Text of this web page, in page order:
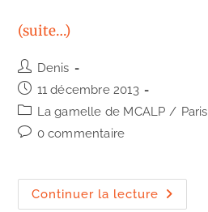
(suite…)
Auteur/autrice
de
publication :
Denis
Publication
publiée :
11 décembre 2013
Post
category:
La gamelle de MCALP / Paris
Commentaires
publication :
0 commentaire
Continuer la lecture Paris